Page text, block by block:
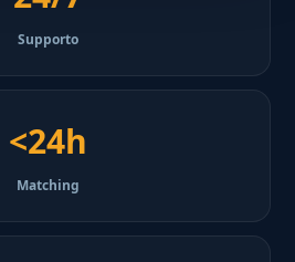
Supporto
<24h
Matching